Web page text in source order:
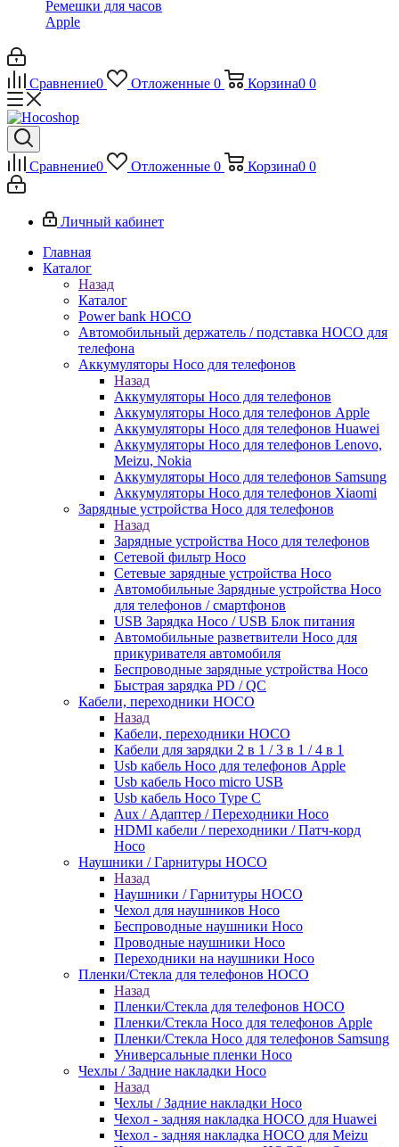
Ремешки для часов
Apple
Сравнение0 Отложенные 0 Корзина0 0
Сравнение0 Отложенные 0 Корзина0 0
Личный кабинет
Главная
Каталог
Назад
Каталог
Power bank HOCO
Автомобильный держатель / подставка HOCO для
телефона
Аккумуляторы Hoco для телефонов
Назад
Аккумуляторы Hoco для телефонов
Аккумуляторы Hoco для телефонов Apple
Аккумуляторы Hoco для телефонов Huawei
Аккумуляторы Hoco для телефонов Lenovo,
Meizu, Nokia
Аккумуляторы Hoco для телефонов Samsung
Аккумуляторы Hoco для телефонов Xiaomi
Зарядные устройства Hoco для телефонов
Назад
Зарядные устройства Hoco для телефонов
Сетевой фильтр Hoco
Сетевые зарядные устройства Hoco
Автомобильные Зарядные устройства Hoco
для телефонов / смартфонов
USB Зарядка Hoco / USB Блок питания
Автомобильные разветвители Hoco для
прикуривателя автомобиля
Беспроводные зарядные устройства Hoco
Быстрая зарядка PD / QC
Кабели, переходники HOCO
Назад
Кабели, переходники HOCO
Кабели для зарядки 2 в 1 / 3 в 1 / 4 в 1
Usb кабель Hoco для телефонов Apple
Usb кабель Hoco micro USB
Usb кабель Hoco Type C
Aux / Адаптер / Переходники Hoco
HDMI кабели / переходники / Патч-корд
Hoco
Наушники / Гарнитуры HOCO
Назад
Наушники / Гарнитуры HOCO
Чехол для наушников Hoco
Беспроводные наушники Hoco
Проводные наушники Hoco
Переходники на наушники Hoco
Пленки/Стекла для телефонов HOCO
Назад
Пленки/Стекла для телефонов HOCO
Пленки/Стекла Hoco для телефонов Apple
Пленки/Стекла Hoco для телефонов Samsung
Универсальные пленки Hoco
Чехлы / Задние накладки Hoco
Назад
Чехлы / Задние накладки Hoco
Чехол - задняя накладка HOCO для Huawei
Чехол - задняя накладка HOCO для Meizu